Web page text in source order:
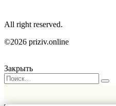
All right reserved.
©2026 priziv.online
Закрыть